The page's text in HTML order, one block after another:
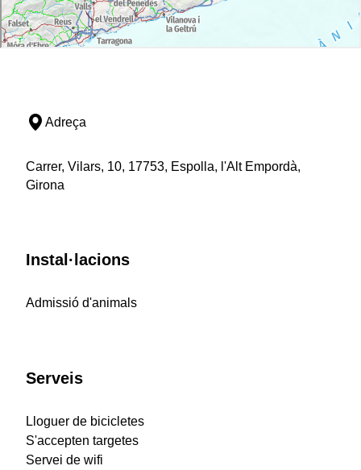
Adreça
Carrer, Vilars, 10, 17753, Espolla, l'Alt Empordà,
Girona
Instal·lacions
Admissió d'animals
Serveis
Lloguer de bicicletes
S'accepten targetes
Servei de wifi